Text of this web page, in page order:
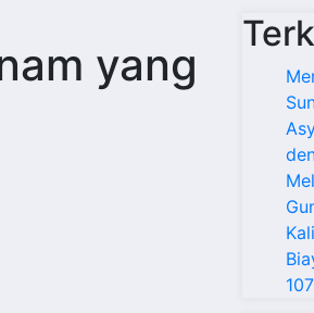
yang
Kali